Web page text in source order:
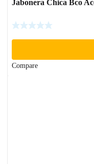
Jabonera Chica Bco
Compare